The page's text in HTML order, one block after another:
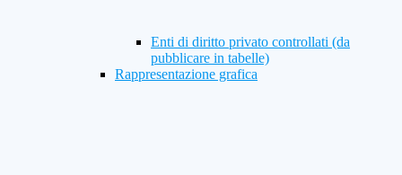
Enti di diritto privato controllati (da
pubblicare in tabelle)
Rappresentazione grafica